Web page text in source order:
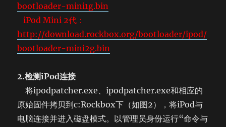
bootloader-mini1g.bin
iPod Mini 2代：
http://download.rockbox.org/bootloader/ipod/
bootloader-mini2g.bin
2.检测iPod连接
将ipodpatcher.exe、ipodpatcher.exe和相应的
原始固件拷贝到c:Rockbox下（如图2），将iPod与
电脑连接并进入磁盘模式。以管理员身份运行“命令与